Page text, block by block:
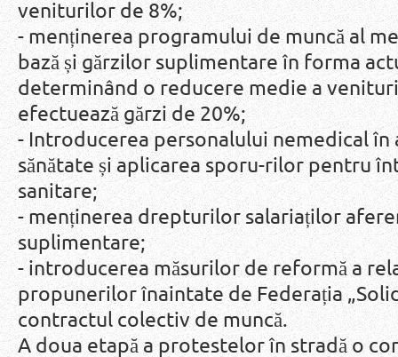
veniturilor de 8%;
- menținerea programului de muncă al
bază și gărzilor suplimentare în forma
determinând o reducere medie a
efectuează gărzi de 20%;
- Introducerea personalului nemedical în
sănătate și aplicarea sporu-rilor pentru
sanitare;
- menținerea drepturilor salariaților
suplimentare;
- introducerea măsurilor de reformă a
propunerilor înaintate de Federația
contractul colectiv de muncă.
A doua etapă a protestelor în stradă o